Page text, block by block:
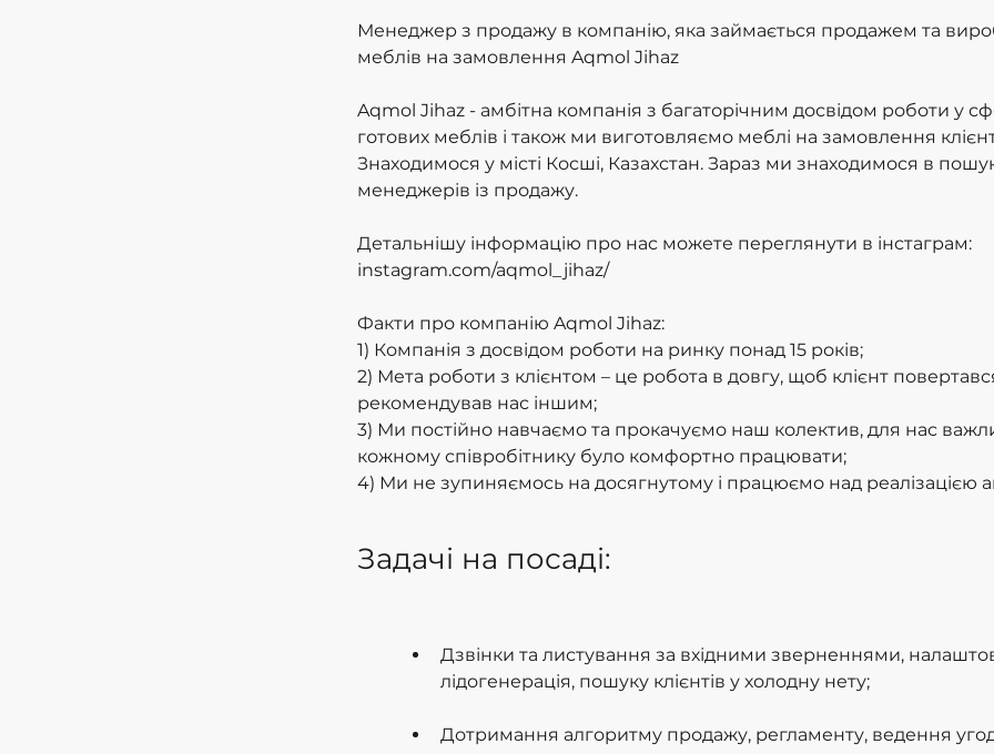
Менеджер з продажу в компанію, яка займається продажем та
меблів на замовлення Aqmol Jihaz
Aqmol Jihaz - амбітна компанія з багаторічним досвідом роботи у
готових меблів і також ми виготовляємо меблі на замовлення
Знаходимося у місті Косші, Казахстан. Зараз ми знаходимося в
менеджерів із продажу.
Детальнішу інформацію про нас можете переглянути в інстаграм:
instagram.com/aqmol_jihaz/
Факти про компанію Aqmol Jihaz:
1) Компанія з досвідом роботи на ринку понад 15 років;
2) Мета роботи з клієнтом – це робота в довгу, щоб клієнт
рекомендував нас іншим;
3) Ми постійно навчаємо та прокачуємо наш колектив, для нас
кожному співробітнику було комфортно працювати;
4) Ми не зупиняємось на досягнутому і працюємо над реалізацією
Задачі на посаді:
Дзвінки та листування за вхідними зверненнями,
лідогенерація, пошуку клієнтів у холодну нету;
Дотримання алгоритму продажу, регламенту, ведення